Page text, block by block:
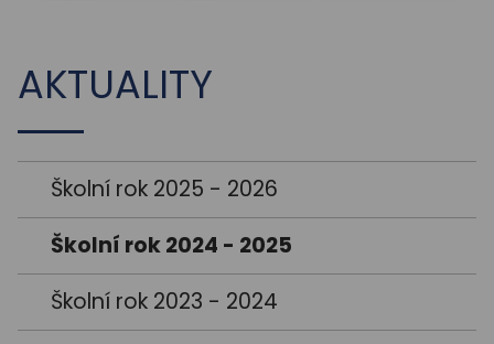
AKTUALITY
Školní rok 2025 - 2026
Školní rok 2024 - 2025
Školní rok 2023 - 2024